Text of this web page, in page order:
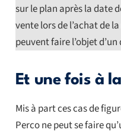
sur le plan après la date
vente lors de l’achat de
peuvent faire l’objet
Et une fois à
Mis à part ces cas de
Perco ne peut se faire